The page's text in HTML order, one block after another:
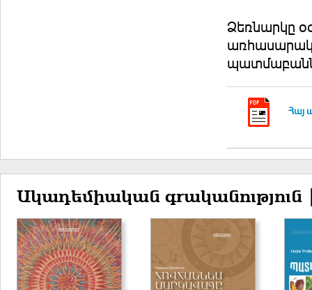
Ձեռնարկը
Հայ
Ակադեմիական